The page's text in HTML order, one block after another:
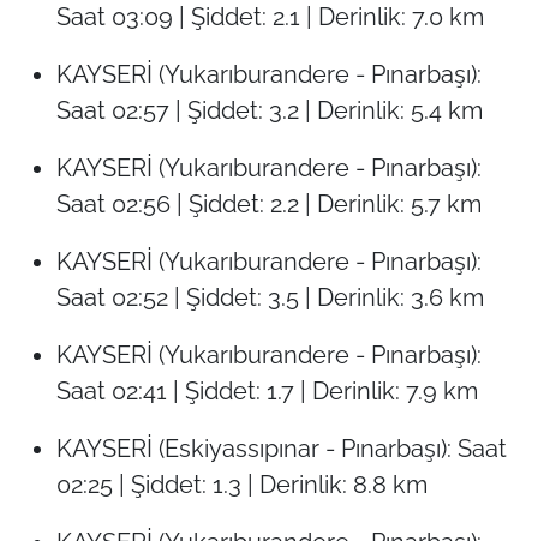
Saat 03:09 | Şiddet: 2.1 | Derinlik: 7.0 km
KAYSERİ (Yukarıburandere - Pınarbaşı):
Saat 02:57 | Şiddet: 3.2 | Derinlik: 5.4 km
KAYSERİ (Yukarıburandere - Pınarbaşı):
Saat 02:56 | Şiddet: 2.2 | Derinlik: 5.7 km
KAYSERİ (Yukarıburandere - Pınarbaşı):
Saat 02:52 | Şiddet: 3.5 | Derinlik: 3.6 km
KAYSERİ (Yukarıburandere - Pınarbaşı):
Saat 02:41 | Şiddet: 1.7 | Derinlik: 7.9 km
KAYSERİ (Eskiyassıpınar - Pınarbaşı): Saat
02:25 | Şiddet: 1.3 | Derinlik: 8.8 km